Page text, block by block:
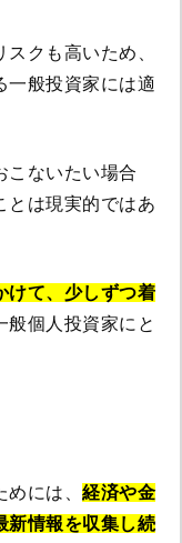
クも高いため、
一般投資家には適
こないたい場合
とは現実的ではあ
けて、少しずつ着
般個人投資家にと
には、 経済や金
新情報を収集し続